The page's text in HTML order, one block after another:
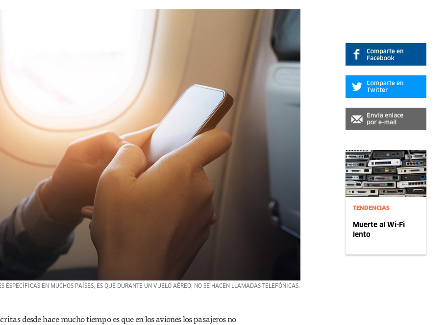
TENDENCIAS
Muerte al Wi-Fi
lento
ESPECÍFICAS EN MUCHOS PAÍSES, ES QUE DURANTE UN VUELO AÉREO, NO SE HACEN LLAMADAS TELEFÓNICAS.
desde hace mucho tiempo es que en los aviones los pasajeros no